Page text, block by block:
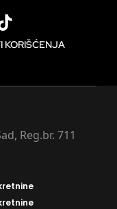
KORIŠĆENJA
Reg.br. 711